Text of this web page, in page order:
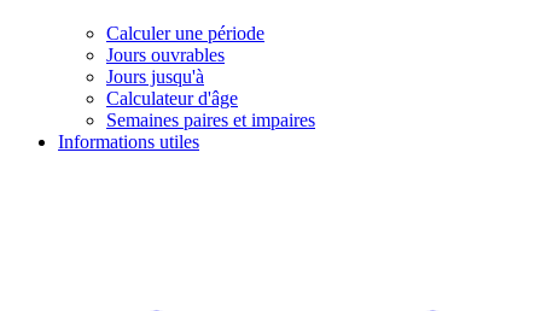
Calculer une période
Jours ouvrables
Jours jusqu'à
Calculateur d'âge
Semaines paires et impaires
Informations utiles